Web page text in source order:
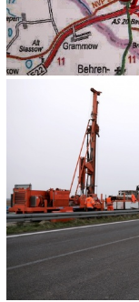
ZOKOR
wiosny
asfaltu i
uskok
pasa. A
objazd
wraca
czycha
60km/h
w €.